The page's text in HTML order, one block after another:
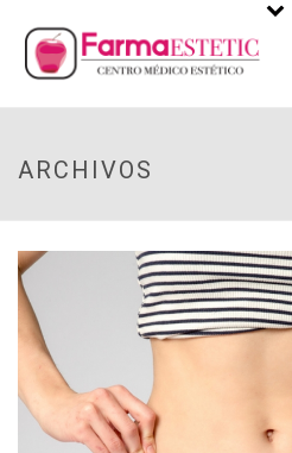
ARCHIVOS